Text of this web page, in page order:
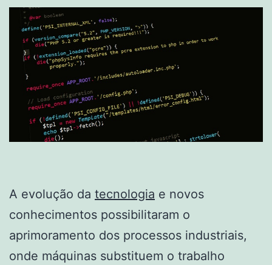
A evolução da tecnologia e novos
conhecimentos possibilitaram o
aprimoramento dos processos industriais,
onde máquinas substituem o trabalho